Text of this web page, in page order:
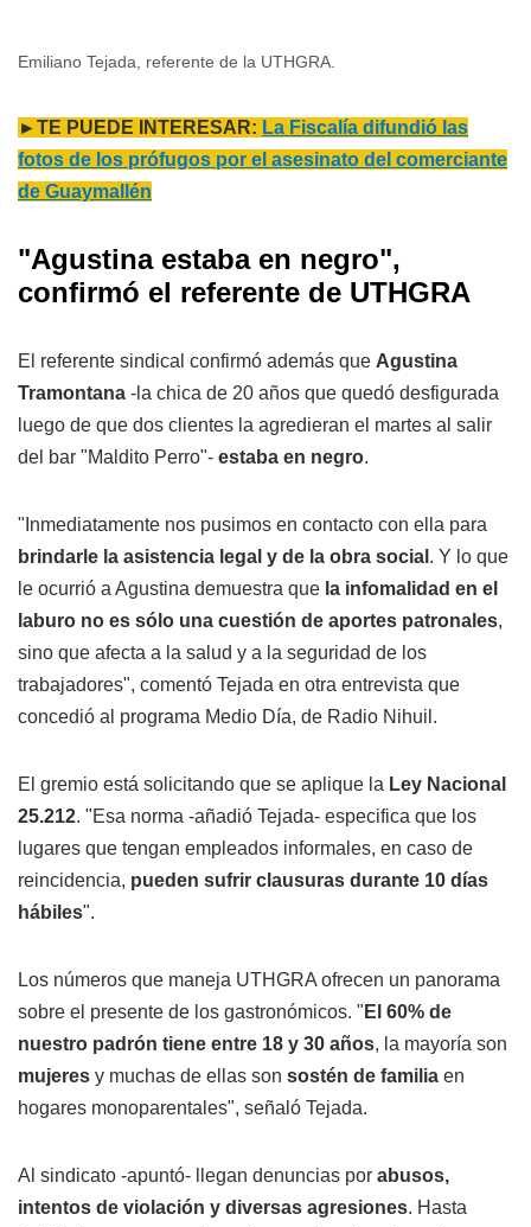
Emiliano Tejada, referente de la UTHGRA.
►TE PUEDE INTERESAR: La Fiscalía difundió las
fotos de los prófugos por el asesinato del comerciante
de Guaymallén
"Agustina estaba en negro",
confirmó el referente de UTHGRA
El referente sindical confirmó además que Agustina
Tramontana -la chica de 20 años que quedó desfigurada
luego de que dos clientes la agredieran el martes al salir
del bar "Maldito Perro"- estaba en negro.
"Inmediatamente nos pusimos en contacto con ella para
brindarle la asistencia legal y de la obra social . Y lo que
le ocurrió a Agustina demuestra que la infomalidad en el
laburo no es sólo una cuestión de aportes patronales,
sino que afecta a la salud y a la seguridad de los
trabajadores", comentó Tejada en otra entrevista que
concedió al programa Medio Día, de Radio Nihuil.
El gremio está solicitando que se aplique la Ley Nacional
25.212. "Esa norma -añadió Tejada- especifica que los
lugares que tengan empleados informales, en caso de
reincidencia, pueden sufrir clausuras durante 10 días
hábiles".
Los números que maneja UTHGRA ofrecen un panorama
sobre el presente de los gastronómicos. " El 60% de
nuestro padrón tiene entre 18 y 30 años, la mayoría son
mujeres y muchas de ellas son sostén de familia en
hogares monoparentales", señaló Tejada.
Al sindicato -apuntó- llegan denuncias por abusos,
intentos de violación y diversas agresiones. Hasta